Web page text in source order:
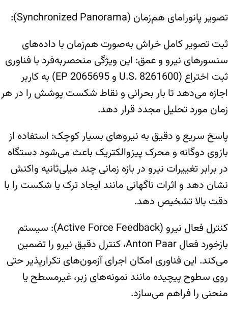
تصویر پانورامای هم‌زمان (Synchronized Panorama):
ثبت تصویر کامل خراش به‌صورت هم‌زمان با داده‌های
سنسورهای نیرو و عمق: این ویژگی منحصربه‌فرد با فناوری
ثبت اختراع (U.S. 8261600 و EP 2065695) به کاربر
اجازه می‌دهد تا بار بحرانی و نقاط شکست پوشش را در هر
زمان مورد تحلیل مجدد قرار دهد.
پاسخ سریع و دقیق به نیروهای بسیار کوچک: استفاده از
بازوی دوگانه و محرک پیزوالکتریک باعث می‌شود دستگاه
در برابر تغییرات نیرو در بازه زمانی چند میلی‌ثانیه واکنش
نشان دهد و اثرات ناگهانی مانند ایجاد ترک یا شکست را با
دقت بالا تشخیص دهد.
کنترل فعال نیرو (Active Force Feedback): سیستم
بازخورد فعال Anton Paar، کنترل دقیق نیرو را تضمین
می‌کند. این فناوری امکان اجرای آزمون‌های تکرارپذیر حتی
روی سطوح پیچیده مانند نمونه‌های زبر، غیرمسطح یا
منحنی را فراهم می‌سازد.